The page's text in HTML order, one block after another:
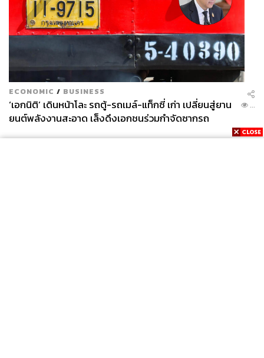
ECONOMIC / BUSINESS
‘เอกนิติ’ เดินหน้าโละ รถตู้-รถเมล์-แท็กซี่ เก่า เปลี่ยนสู่ยาน
ยนต์พลังงานสะอาด เล็งดึงเอกชนร่วมกำจัดซากรถ
...